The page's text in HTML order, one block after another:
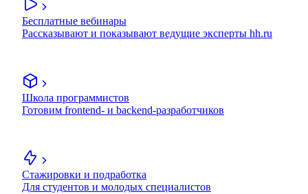
Бесплатные вебинары
Рассказывают и показывают ведущие эксперты hh.ru
Школа программистов
Готовим frontend- и backend-разработчиков
Стажировки и подработка
Для студентов и молодых специалистов